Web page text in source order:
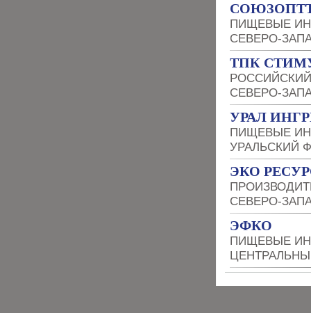
ПИЩЕВЫЕ
СЕВЕРО-
ТПК
СЕВЕРО-
УРАЛ
ПИЩЕВЫЕ
УРАЛЬСКИЙ
ЭКО
СЕВЕРО-
ЭФКО
ПИЩЕВЫЕ